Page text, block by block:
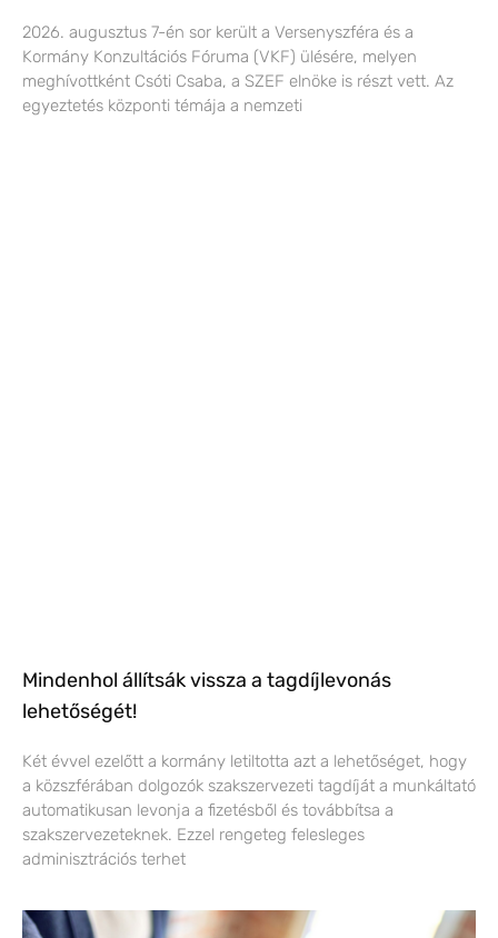
2026. augusztus 7-én sor került a Versenyszféra és a
Kormány Konzultációs Fóruma (VKF) ülésére, melyen
meghívottként Csóti Csaba, a SZEF elnöke is részt vett. Az
egyeztetés központi témája a nemzeti
Mindenhol állítsák vissza a tagdíjlevonás
lehetőségét!
Két évvel ezelőtt a kormány letiltotta azt a lehetőséget, hogy
a közszférában dolgozók szakszervezeti tagdíját a munkáltató
automatikusan levonja a fizetésből és továbbítsa a
szakszervezeteknek. Ezzel rengeteg felesleges
adminisztrációs terhet